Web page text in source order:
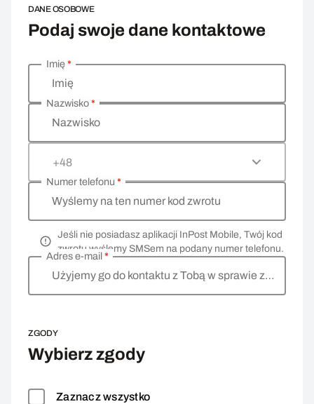
DANE OSOBOWE
Podaj swoje dane kontaktowe
Wprowadź swoje dane osobowe
Imię
Imię*
Nazwisko
Nazwisko*
+48
Wyślemy na ten numer kod zwrotu
Numer telefonu *
Jeśli nie posiadasz aplikacji InPost Mobile, Twój kod
zwrotu wyślemy SMSem na podany numer telefonu.
Użyjemy go do kontaktu z Tobą w sprawie zwrotu
Adres e-mail *
ZGODY
Wybierz zgody
Zaznacz wszystko